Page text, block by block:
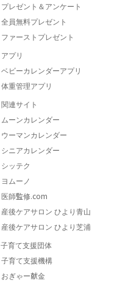
プレゼント＆アンケート
全員無料プレゼント
ファーストプレゼント
アプリ
ベビーカレンダーアプリ
体重管理アプリ
関連サイト
ムーンカレンダー
ウーマンカレンダー
シニアカレンダー
シッテク
ヨムーノ
医師監修.com
産後ケアサロン ひより青山
産後ケアサロン ひより芝浦
子育て支援団体
子育て支援機構
おぎゃー献金